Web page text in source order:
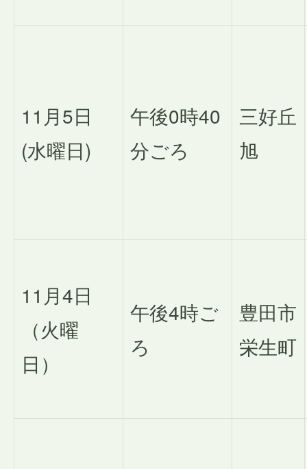
11月5日
(水曜日)
午後0時40
分ごろ
三好丘
旭
11月4日
（火曜
日）
午後4時ご
ろ
豊田市
栄生町